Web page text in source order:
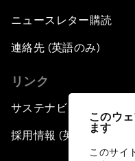
このウ
ます
このサイ
ニュースレター購読
連絡先 (英語のみ)
リンク
サステナビリティへの取
採用情報 (英語のみ)